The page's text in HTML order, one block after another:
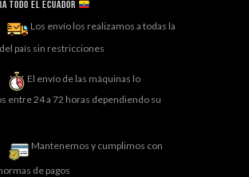
todo el ECUADOR
Los envío los realizamos a todas la
país sin restricciones
El envío de las máquinas lo
entre 24 a 72 horas dependiendo su
Mantenemos y cumplimos con
de pagos